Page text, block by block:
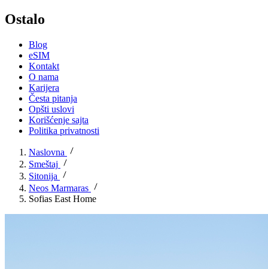
Ostalo
Blog
eSIM
Kontakt
O nama
Karijera
Česta pitanja
Opšti uslovi
Korišćenje sajta
Politika privatnosti
Naslovna
Smeštaj
Sitonija
Neos Marmaras
Sofias East Home